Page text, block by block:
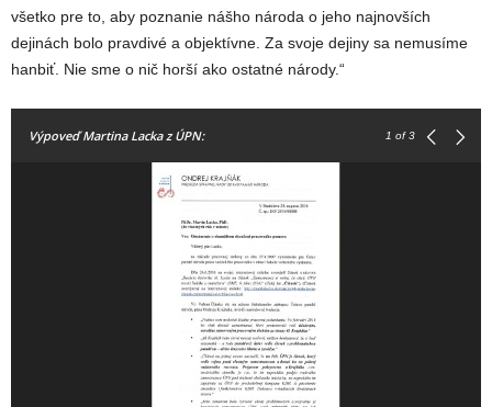
všetko pre to, aby poznanie nášho národa o jeho najnovších
dejinách bolo pravdivé a objektívne. Za svoje dejiny sa nemusíme
hanbiť. Nie sme o nič horší ako ostatné národy.“
Výpoveď Martina Lacka z ÚPN: 1 of 3